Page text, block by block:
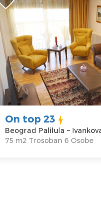
Nalazi se u
fakulteta.
6 osoba
23
80 €
Gosti:
m2
On top 23
Beograd Palilula ~
75 m2 Trosoban 6 Osobe